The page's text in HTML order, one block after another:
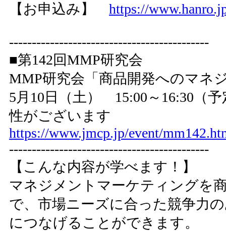
【お申込み】 https://
--------------------------------------------
■第142回MMP研究会
MMP研究会「商品開発へのマネ
5月10日（土） 15:00～16:30（
性がございます
https://www.jmcp.jp/event/
--------------------------------------------
【こんな内容が学べます！】
マネジメントマーケティングを
で、市場ニーズに合った競争力
につなげることができます。